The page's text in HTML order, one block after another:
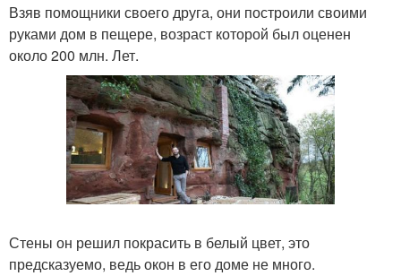
Взяв помощники своего друга, они построили своими
руками дом в пещере, возраст которой был оценен
около 200 млн. Лет.
Стены он решил покрасить в белый цвет, это
предсказуемо, ведь окон в его доме не много.